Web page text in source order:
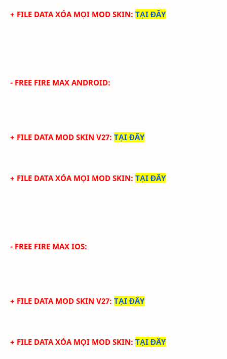
+ FILE DATA XÓA MỌI MOD SKIN: TẠI ĐÂY
- FREE FIRE MAX ANDROID:
+ FILE DATA MOD SKIN V27: TẠI ĐÂY
+ FILE DATA XÓA MỌI MOD SKIN: TẠI ĐÂY
- FREE FIRE MAX IOS:
+ FILE DATA MOD SKIN V27: TẠI ĐÂY
+ FILE DATA XÓA MỌI MOD SKIN: TẠI ĐÂY